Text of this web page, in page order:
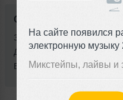
На сайте появился
электронную музыку
Микстейпы, лайвы и
Стиль:
Записан: 05 декабря 2013
Добавлен: 11 декабря 2013,
BPM: 128